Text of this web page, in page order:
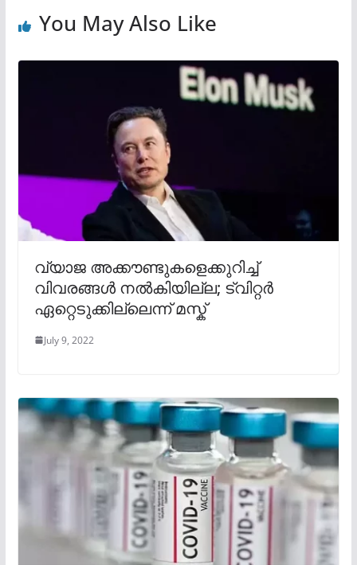
You May Also Like
വ്യാജ അക്കൗണ്ടുകളെക്കുറിച്ച്
വിവരങ്ങൾ നൽകിയില്ല; ട്വിറ്റർ
ഏറ്റെടുക്കില്ലെന്ന് മസ്ക്
July 9, 2022